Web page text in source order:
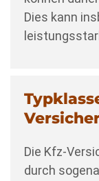
Dies kann
Die Kfz-
durch